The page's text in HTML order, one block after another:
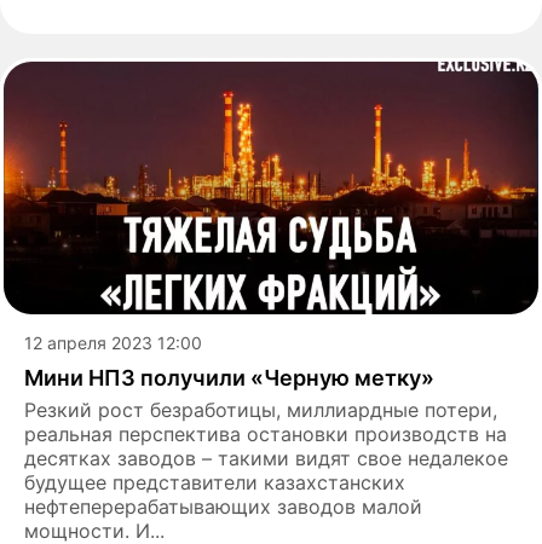
12 апреля 2023 12:00
Мини НПЗ получили «Черную метку»
Резкий рост безработицы, миллиардные потери,
реальная перспектива остановки производств на
десятках заводов – такими видят свое недалекое
будущее представители казахстанских
нефтеперерабатывающих заводов малой
мощности. И...